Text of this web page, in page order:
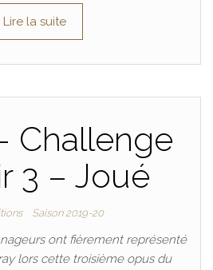
Lire la suite
Challenge
3 – Joué
Saison 2019-20
nageurs ont fièrement représenté
lors cette troisième opus du